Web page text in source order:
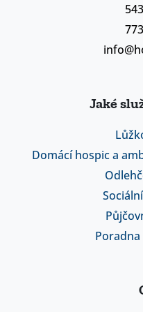
Jaké
Domácí hospic a